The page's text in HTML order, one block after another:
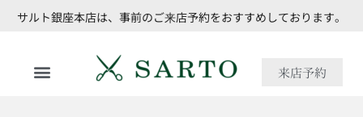
サルト銀座本店は、事前のご来店予約をおすすめしております。
来店予約